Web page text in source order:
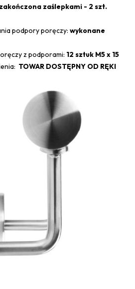
zaślepkami - 2 szt.
podpory poręczy: wykonane
z podporami: 12 sztuk M5 x 15
TOWAR DOSTĘPNY OD RĘKI